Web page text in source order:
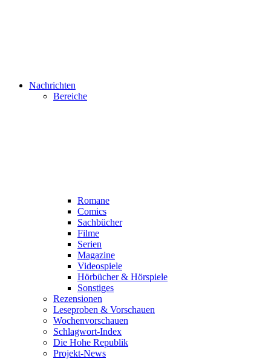
Nachrichten
Bereiche
Romane
Comics
Sachbücher
Filme
Serien
Magazine
Videospiele
Hörbücher & Hörspiele
Sonstiges
Rezensionen
Leseproben & Vorschauen
Wochenvorschauen
Schlagwort-Index
Die Hohe Republik
Projekt-News